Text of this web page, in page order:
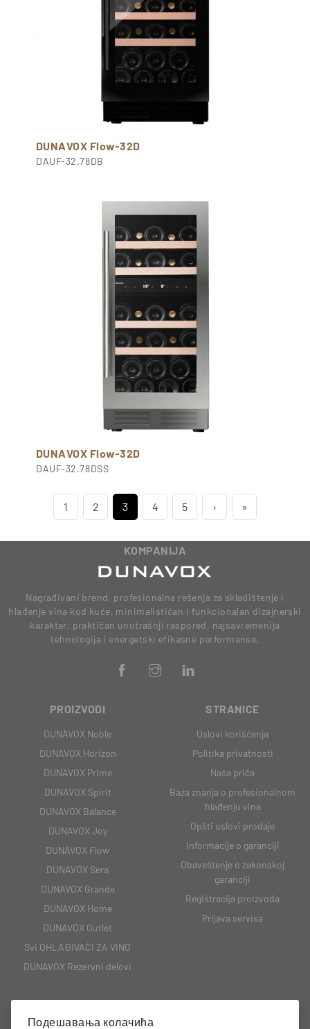
DUNAVOX Flow-32D
DAUF-32.78DB
DUNAVOX Flow-32D
DAUF-32.78DSS
1 2 3 4 5 › »
KOMPANIJA
Nagrađivani brend, profesionalna rešenja za skladištenje i
hlađenje vina kod kuće, minimalističan i funkcionalan dizajnerski
karakter, praktičan unutrašnji raspored, najsavremenija
tehnologija i energetski efikasne performanse.
PROIZVODI
DUNAVOX Noble
DUNAVOX Horizon
DUNAVOX Prime
DUNAVOX Spirit
DUNAVOX Balance
DUNAVOX Joy
DUNAVOX Flow
DUNAVOX Sera
DUNAVOX Grande
DUNAVOX Home
DUNAVOX Outlet
Svi OHLAĐIVAČI ZA VINO
DUNAVOX Rezervni delovi
STRANICE
Uslovi korišćenja
Politika privatnosti
Naša priča
Baza znanja o profesionalnom
hlađenju vina
Opšti uslovi prodaje
Informacije o garanciji
Obaveštenje o zakonskoj
garanciji
Registracija proizvoda
Prijava servisa
Подешавања колачића